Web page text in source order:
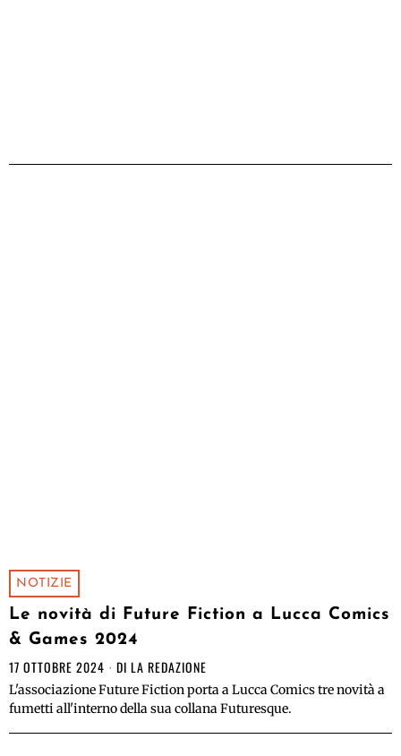
NOTIZIE
Le novità di Future Fiction a Lucca Comics
& Games 2024
17 OTTOBRE 2024 DI LA REDAZIONE
L'associazione Future Fiction porta a Lucca Comics tre novità a
fumetti all'interno della sua collana Futuresque.